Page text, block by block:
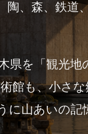
陶、森、鉄道
県を「観光
館も、小さ
に山あいの